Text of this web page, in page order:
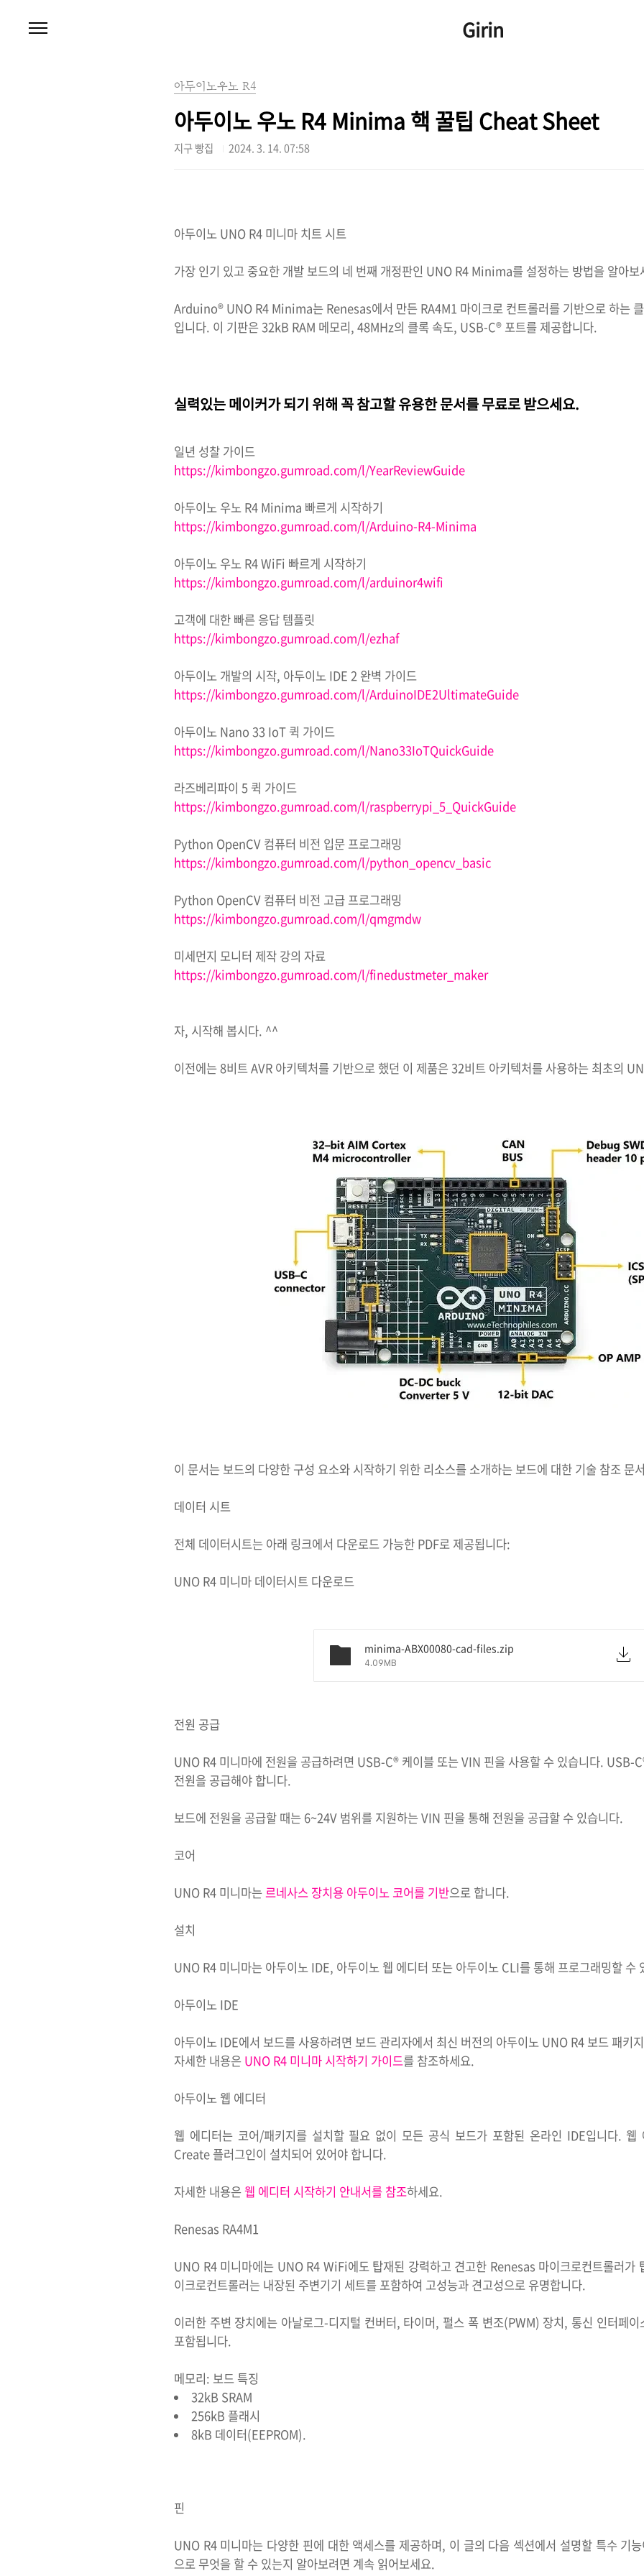
Girin
아두이노우노 R4
아두이노 우노 R4 Minima 핵 꿀팁 Cheat Sheet
지구 빵집 2024. 3. 14. 07:58
아두이노 UNO R4 미니마 치트 시트
가장 인기 있고 중요한 개발 보드의 네 번째 개정판인 UNO R4 Minima를 설정하는 방법을 알아보
Arduino® UNO R4 Minima는 Renesas에서 만든 RA4M1 마이크로 컨트롤러를 기반으로 하는
입니다. 이 기판은 32kB RAM 메모리, 48MHz의 클록 속도, USB-C® 포트를 제공합니다.
실력있는 메이커가 되기 위해 꼭 참고할 유용한 문서를 무료로 받으세요.
일년 성찰 가이드
https://kimbongzo.gumroad.com/l/YearReviewGuide
아두이노 우노 R4 Minima 빠르게 시작하기
https://kimbongzo.gumroad.com/l/Arduino-R4-Minima
아두이노 우노 R4 WiFi 빠르게 시작하기
https://kimbongzo.gumroad.com/l/arduinor4wifi
고객에 대한 빠른 응답 템플릿
https://kimbongzo.gumroad.com/l/ezhaf
아두이노 개발의 시작, 아두이노 IDE 2 완벽 가이드
https://kimbongzo.gumroad.com/l/ArduinoIDE2UltimateGuide
아두이노 Nano 33 IoT 퀵 가이드
https://kimbongzo.gumroad.com/l/Nano33IoTQuickGuide
라즈베리파이 5 퀵 가이드
https://kimbongzo.gumroad.com/l/raspberrypi_5_QuickGuide
Python OpenCV 컴퓨터 비전 입문 프로그래밍
https://kimbongzo.gumroad.com/l/python_opencv_basic
Python OpenCV 컴퓨터 비전 고급 프로그래밍
https://kimbongzo.gumroad.com/l/qmgmdw
미세먼지 모니터 제작 강의 자료
https://kimbongzo.gumroad.com/l/finedustmeter_maker
자, 시작해 봅시다. ^^
이전에는 8비트 AVR 아키텍처를 기반으로 했던 이 제품은 32비트 아키텍처를 사용하는 최초의
이 문서는 보드의 다양한 구성 요소와 시작하기 위한 리소스를 소개하는 보드에 대한 기술 참조 문
데이터 시트
전체 데이터시트는 아래 링크에서 다운로드 가능한 PDF로 제공됩니다:
UNO R4 미니마 데이터시트 다운로드
minima-ABX00080-cad-files.zip
4.09MB
전원 공급
UNO R4 미니마에 전원을 공급하려면 USB-C® 케이블 또는 VIN 핀을 사용할 수 있습니다. USB-
전원을 공급해야 합니다.
보드에 전원을 공급할 때는 6~24V 범위를 지원하는 VIN 핀을 통해 전원을 공급할 수 있습니다.
코어
UNO R4 미니마는르네사스 장치용 아두이노 코어를 기반으로 합니다.
설치
UNO R4 미니마는 아두이노 IDE, 아두이노 웹 에디터 또는 아두이노 CLI를 통해 프로그래밍할 수
아두이노 IDE
아두이노 IDE에서 보드를 사용하려면 보드 관리자에서 최신 버전의 아두이노 UNO R4 보드 패키
자세한 내용은 UNO R4 미니마 시작하기 가이드를 참조하세요.
아두이노 웹 에디터
웹 에디터는 코어/패키지를 설치할 필요 없이 모든 공식 보드가 포함된 온라인 IDE입니다. 웹
Create 플러그인이 설치되어 있어야 합니다.
자세한 내용은웹 에디터 시작하기 안내서를 참조하세요.
Renesas RA4M1
UNO R4 미니마에는 UNO R4 WiFi에도 탑재된 강력하고 견고한 Renesas 마이크로컨트롤러가
이크로컨트롤러는 내장된 주변기기 세트를 포함하여 고성능과 견고성으로 유명합니다.
이러한 주변 장치에는 아날로그-디지털 컨버터, 타이머, 펄스 폭 변조(PWM) 장치, 통신 인터페
포함됩니다.
메모리: 보드 특징
32kB SRAM
256kB 플래시
8kB 데이터(EEPROM).
핀
UNO R4 미니마는 다양한 핀에 대한 액세스를 제공하며, 이 글의 다음 섹션에서 설명할 특수 기
으로 무엇을 할 수 있는지 알아보려면 계속 읽어보세요.